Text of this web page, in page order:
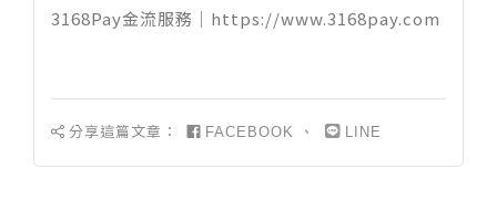
3168Pay金流服務｜ https://www.3168pay.com
分享這篇文章： FACEBOOK 、 LINE